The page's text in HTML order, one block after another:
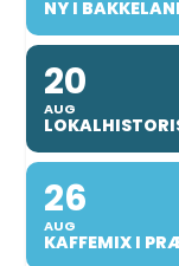
NY I
20
AUG
26
AUG
KAFFEMIX I